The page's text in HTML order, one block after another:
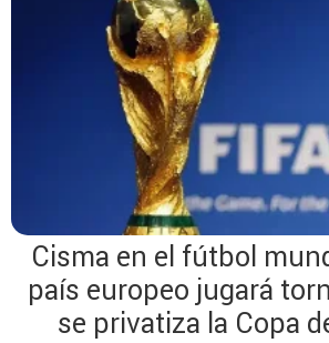
Cisma en el fútbol
país europeo jugará
se privatiza la Copa